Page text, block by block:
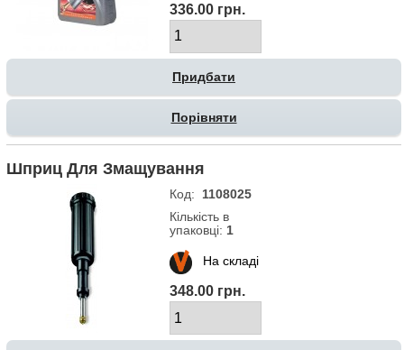
336.00 грн.
Порівняти
Шприц Для Змащування
Код:
1108025
Кількість в
упаковці: 1
На складі
348.00 грн.